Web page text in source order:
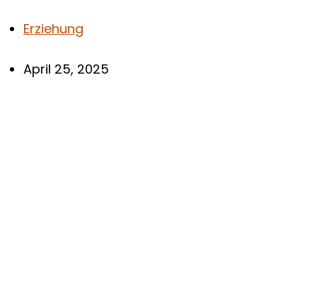
Erziehung
April 25, 2025